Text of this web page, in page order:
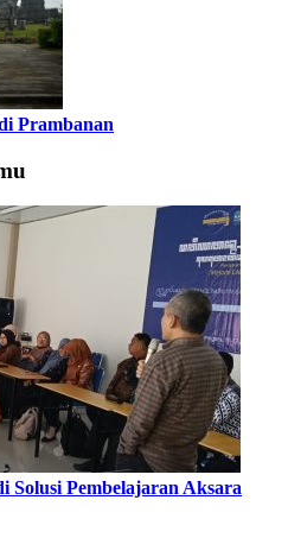
Prambanan
Pembelajaran Aksara